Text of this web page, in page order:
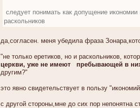
следует понимать как допущение
раскольников
да,согласен. меня убедила фраза
"не только еретиков, но и раскольников,
церкви, уже не имеют пребывающей в них
другим?"
это явно свидетельствует в пользу
с другой стороны,мне до сих пор непонятна